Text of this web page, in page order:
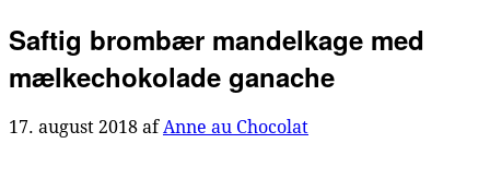
Saftig brombær mandelkage med
mælkechokolade ganache
17. august 2018 afAnne au Chocolat